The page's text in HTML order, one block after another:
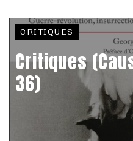
CRITIQUES
Critiques
36)